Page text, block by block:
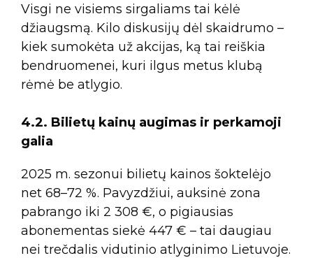
Visgi ne visiems sirgaliams tai kėlė
džiaugsmą. Kilo diskusijų dėl skaidrumo –
kiek sumokėta už akcijas, ką tai reiškia
bendruomenei, kuri ilgus metus klubą
rėmė be atlygio.
4.2. Bilietų kainų augimas ir perkamoji
galia
2025 m. sezonui bilietų kainos šoktelėjo
net 68–72 %. Pavyzdžiui, auksinė zona
pabrango iki 2 308 €, o pigiausias
abonementas siekė 447 € – tai daugiau
nei trečdalis vidutinio atlyginimo Lietuvoje.